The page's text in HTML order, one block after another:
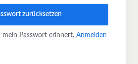
zurücksetzen
mein Passwort erinnert. Anmelden